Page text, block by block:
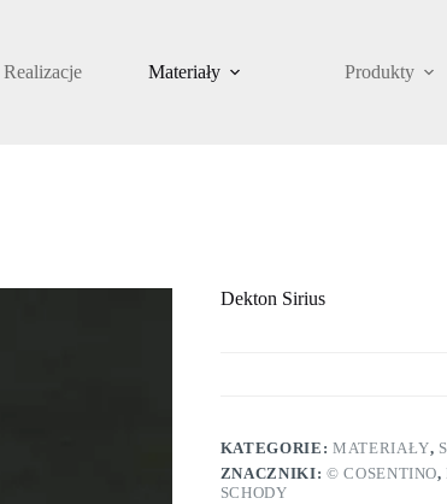
Realizacje Materiały Produkty
Dekton Sirius
KATEGORIE: MATERIAŁY,
ZNACZNIKI: © COSENTINO,
SCHODY